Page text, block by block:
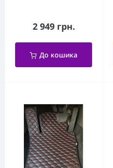
2 949 грн.
До кошика